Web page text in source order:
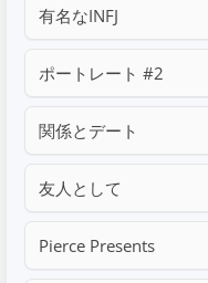
有名なINFJ
ポートレート #2
関係とデート
友人として
Pierce Presents